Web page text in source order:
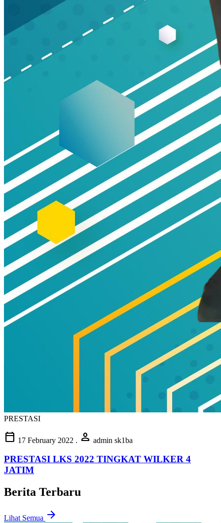
PRESTASI
calendar_today 17 February 2022 . person admin sk1ba
PRESTASI LKS 2022 TINGKAT WILKER 4
JATIM
Berita Terbaru
Lihat Semua arrow_forward